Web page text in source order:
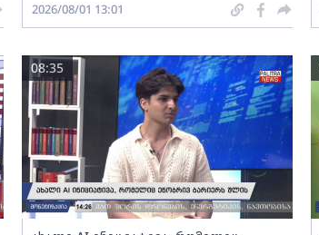
2026/08/01 13:01
08:35